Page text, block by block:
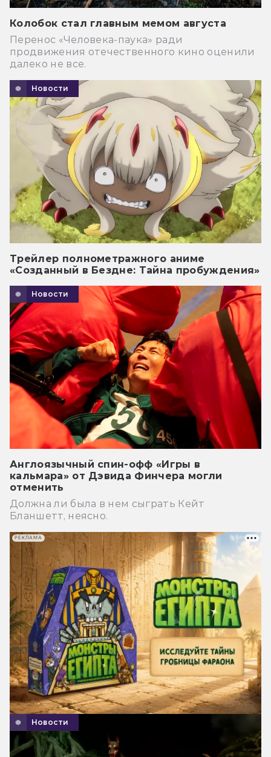
Колобок стал главным мемом августа
Перенос «Человека-паука» ради
продвижения отечественного кино оценили
далеко не все.
Новости
Трейлер полнометражного аниме
«Созданный в Бездне: Тайна пробуждения»
Новости
Англоязычный спин-офф «Игры в
кальмара» от Дэвида Финчера могли
отменить
Должна ли была в нем сыграть Кейт
Бланшетт, неясно.
Новости
РЕКЛАМА